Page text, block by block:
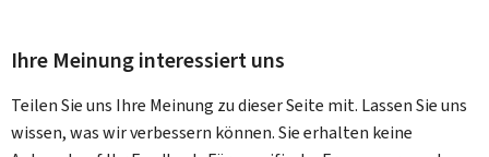
Ihre Meinung interessiert uns
Teilen Sie uns Ihre Meinung zu dieser Seite mit. Lassen Sie uns
wissen, was wir verbessern können. Sie erhalten keine